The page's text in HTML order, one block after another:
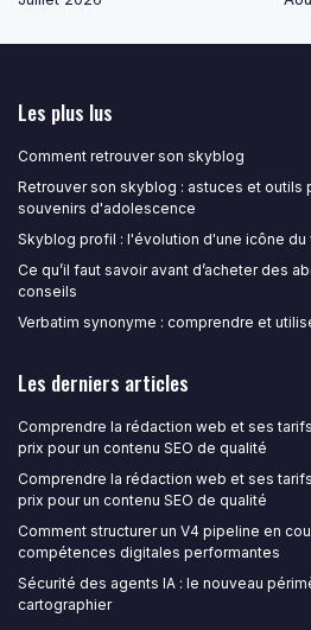
Les plus lus
Comment retrouver son skyblog
Retrouver son skyblog : astuces et outils
souvenirs d'adolescence
Skyblog profil : l'évolution d'une icône du
Ce qu’il faut savoir avant d’acheter des
conseils
Verbatim synonyme : comprendre et
Les derniers articles
Comprendre la rédaction web et ses
prix pour un contenu SEO de qualité
Comprendre la rédaction web et ses
prix pour un contenu SEO de qualité
Comment structurer un V4 pipeline en
compétences digitales performantes
Sécurité des agents IA : le nouveau
cartographier